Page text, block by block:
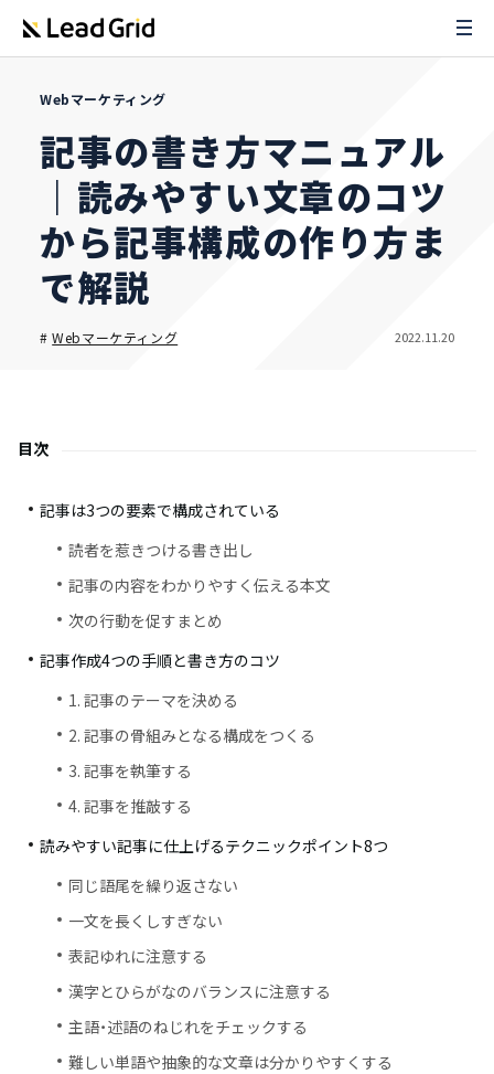
Webマーケティング
記事の書き方マニュアル
｜読みやすい文章のコツ
から記事構成の作り方ま
で解説
#Webマーケティング 2022.11.20
目次
記事は3つの要素で構成されている
読者を惹きつける書き出し
記事の内容をわかりやすく伝える本文
次の行動を促すまとめ
記事作成4つの手順と書き方のコツ
1. 記事のテーマを決める
2. 記事の骨組みとなる構成をつくる
3. 記事を執筆する
4. 記事を推敲する
読みやすい記事に仕上げるテクニックポイント8つ
同じ語尾を繰り返さない
一文を長くしすぎない
表記ゆれに注意する
漢字とひらがなのバランスに注意する
主語・述語のねじれをチェックする
難しい単語や抽象的な文章は分かりやすくする